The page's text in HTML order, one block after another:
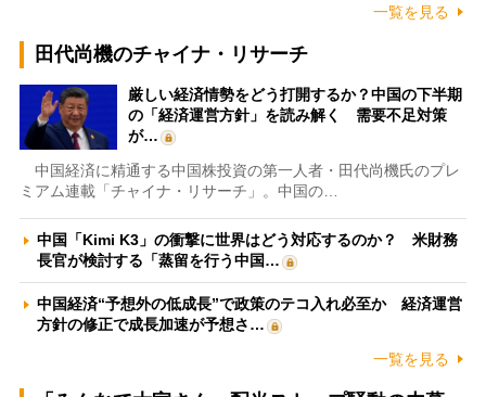
一覧を見る
田代尚機のチャイナ・リサーチ
厳しい経済情勢をどう打開するか？中国の下半期
の「経済運営方針」を読み解く 需要不足対策
が…
中国経済に精通する中国株投資の第一人者・田代尚機氏のプレ
ミアム連載「チャイナ・リサーチ」。中国の…
中国「Kimi K3」の衝撃に世界はどう対応するのか？ 米財務
長官が検討する「蒸留を行う中国…
中国経済“予想外の低成長”で政策のテコ入れ必至か 経済運営
方針の修正で成長加速が予想さ…
一覧を見る